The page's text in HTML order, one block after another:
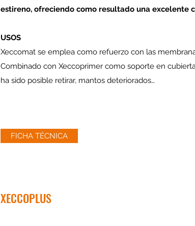
estireno, ofreciendo como resultado una excelente
USOS
Xeccomat se emplea como refuerzo con las
Combinado con Xeccoprimer como soporte en
ha sido posible retirar, mantos deteriorados…
FICHA TÉCNICA
XECCOPLUS